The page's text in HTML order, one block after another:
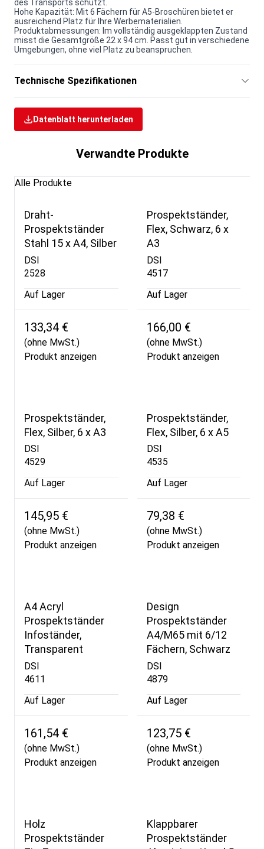
des Transports schützt.
Hohe Kapazität: Mit 6 Fächern für A5-Broschüren bietet er
ausreichend Platz für Ihre Werbematerialien.
Produktabmessungen: Im vollständig ausgeklappten Zustand
misst die Gesamtgröße 22 x 94 cm. Passt gut in verschiedene
Umgebungen, ohne viel Platz zu beanspruchen.
Technische Spezifikationen
Datenblatt herunterladen
Verwandte Produkte
Alle Produkte
Draht-
Prospektständer
Stahl 15 x A4, Silber
DSI
2528
Auf Lager
133,34 €
(ohne MwSt.)
Produkt anzeigen
Prospektständer,
Flex, Schwarz, 6 x
A3
DSI
4517
Auf Lager
166,00 €
(ohne MwSt.)
Produkt anzeigen
Prospektständer,
Flex, Silber, 6 x A3
DSI
4529
Auf Lager
145,95 €
(ohne MwSt.)
Produkt anzeigen
Prospektständer,
Flex, Silber, 6 x A5
DSI
4535
Auf Lager
79,38 €
(ohne MwSt.)
Produkt anzeigen
A4 Acryl
Prospektständer
Infoständer,
Transparent
DSI
4611
Auf Lager
161,54 €
(ohne MwSt.)
Produkt anzeigen
Design
Prospektständer
A4/M65 mit 6/12
Fächern, Schwarz
DSI
4879
Auf Lager
123,75 €
(ohne MwSt.)
Produkt anzeigen
Holz
Prospektständer
Klappbarer
Prospektständer